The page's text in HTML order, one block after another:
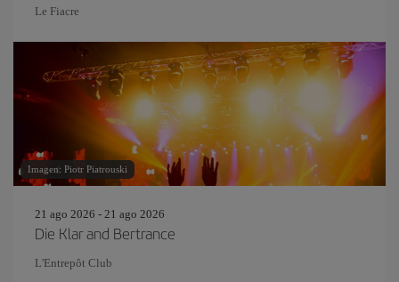
Le Fiacre
Imagen: Piotr Piatrouski
21 ago 2026 - 21 ago 2026
Die Klar and Bertrance
L'Entrepôt Club